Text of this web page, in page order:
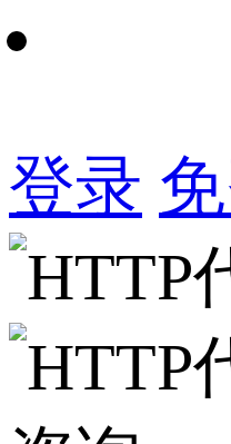
登录